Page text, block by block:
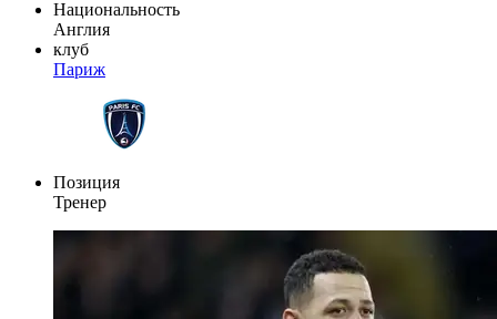
Национальность
Англия
клуб
Париж
Позиция
Тренер